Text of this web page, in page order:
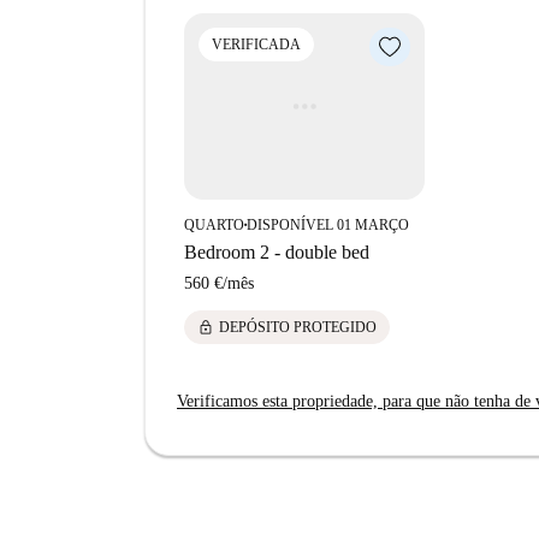
VERIFICADA
QUARTO■DISPONÍVEL 01 MARÇO
Bedroom 2 - double bed
560 €/mês
lock DEPÓSITO PROTEGIDO
Verificamos esta propriedade, para que não tenha de